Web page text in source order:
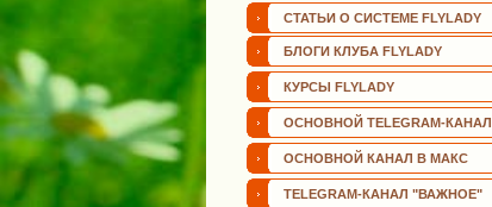
СТАТЬИ О СИСТЕМЕ FLYLADY
БЛОГИ КЛУБА FLYLADY
КУРСЫ FLYLADY
ОСНОВНОЙ TELEGRAM-КАНАЛ
ОСНОВНОЙ КАНАЛ В МАКС
TELEGRAM-КАНАЛ "ВАЖНОЕ"